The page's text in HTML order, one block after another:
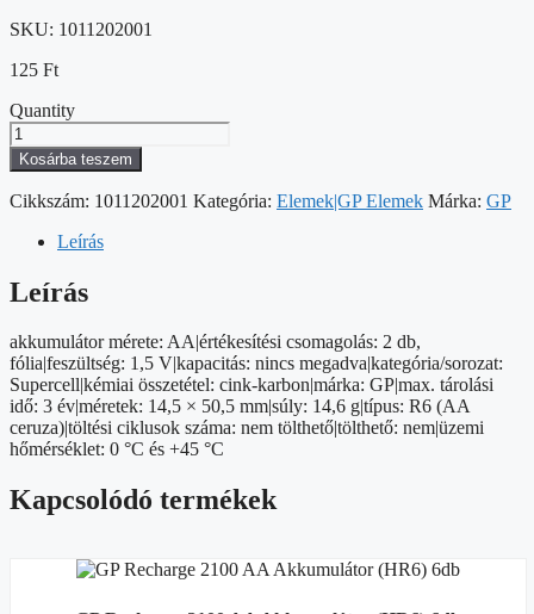
SKU: 1011202001
125 Ft
Quantity
GP
Supercell
elem
AA
mennyiség
Kosárba teszem
Cikkszám: 1011202001 Kategória: Elemek|GP Elemek Márka: GP
Leírás
Leírás
akkumulátor mérete: AA|értékesítési csomagolás: 2 db,
fólia|feszültség: 1,5 V|kapacitás: nincs megadva|kategória/sorozat:
Supercell|kémiai összetétel: cink-karbon|márka: GP|max. tárolási
idő: 3 év|méretek: 14,5 × 50,5 mm|súly: 14,6 g|típus: R6 (AA
ceruza)|töltési ciklusok száma: nem tölthető|tölthető: nem|üzemi
hőmérséklet: 0 °C és +45 °C
Kapcsolódó termékek